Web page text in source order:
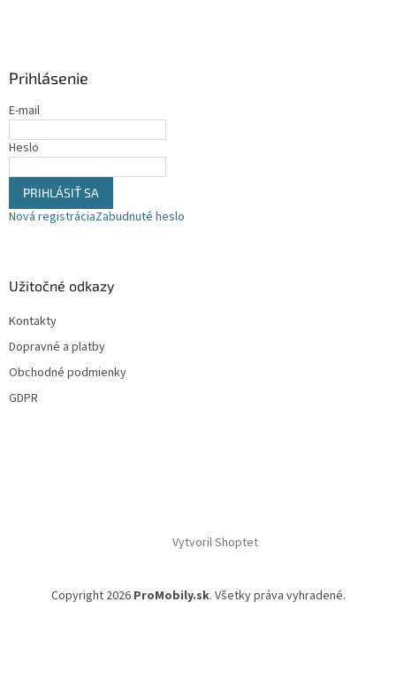
Prihlásenie
E-mail
Heslo
PRIHLÁSIŤ SA
Nová registráciaZabudnuté heslo
Užitočné odkazy
Kontakty
Dopravné a platby
Obchodné podmienky
GDPR
Vytvoril Shoptet
Copyright 2026 ProMobily.sk. Všetky práva vyhradené.